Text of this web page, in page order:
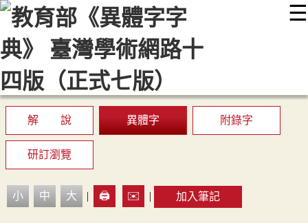
☰
::: 最新消息 常見問題 編輯說明
顯示模式
網站導覽
解 說 異體字 附錄字
研訂瀏覽
小 中 大 | 🖨️ ✉️ | 加入筆記